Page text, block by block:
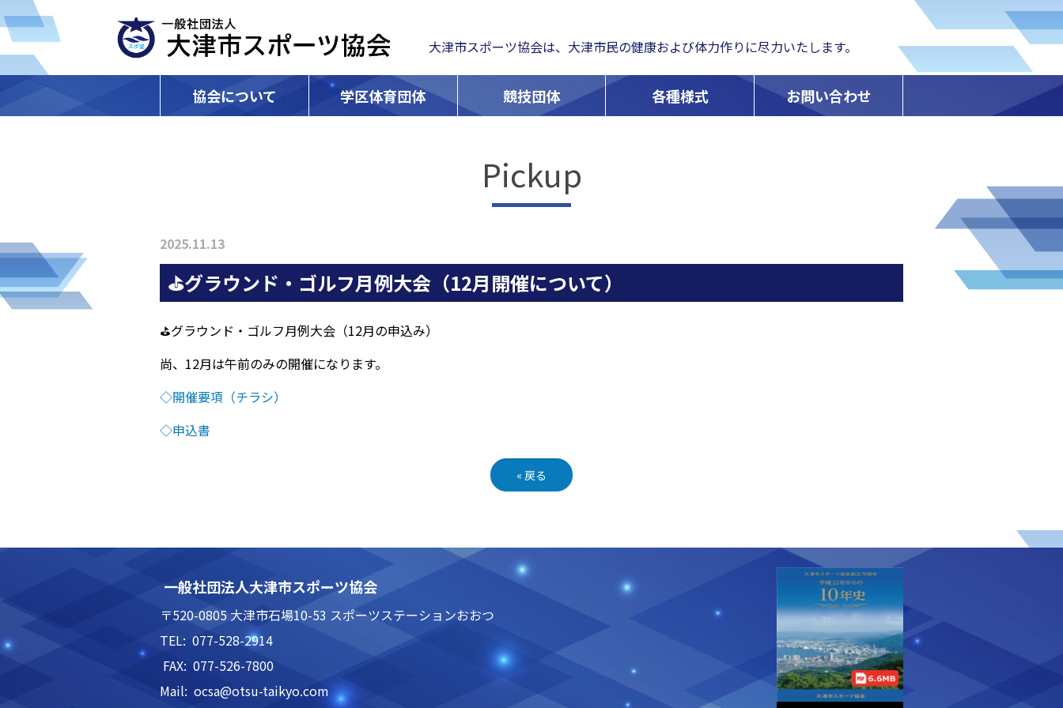
大津市スポーツ協会は、大津市民の健康および体力作りに尽力いたします。
協会について 学区体育団体 競技団体 各種様式 お問い合わせ
Pickup
2025.11.13
⛳グラウンド・ゴルフ月例大会（12月開催について）
⛳グラウンド・ゴルフ月例大会（12月の申込み）
尚、12月は午前のみの開催になります。
◇開催要項（チラシ）
◇申込書
« 戻る
一般社団法人大津市スポーツ協会
〒520-0805 大津市石場10-53 スポーツステーションおおつ
TEL: 077-528-2914
FAX: 077-526-7800
Mail: ocsa@otsu-taikyo.com